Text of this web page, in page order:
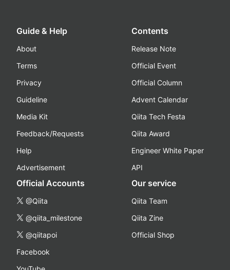
Guide & Help
About
Terms
Privacy
Guideline
Media Kit
Feedback/Requests
Help
Advertisement
Contents
Release Note
Official Event
Official Column
Advent Calendar
Qiita Tech Festa
Qiita Award
Engineer White Paper
API
Official Accounts
@Qiita
@qiita_milestone
@qiitapoi
Facebook
Our service
Qiita Team
Qiita Zine
Official Shop